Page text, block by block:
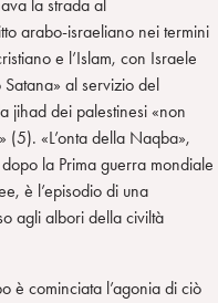
la strada al
arabo-israeliano nei termini
e l’Islam, con Israele
al servizio del
jihad dei palestinesi «non
(5). «L’onta della Naqba»,
la Prima guerra mondiale
è l’episodio di una
agli albori della civiltà
è cominciata l’agonia di ciò